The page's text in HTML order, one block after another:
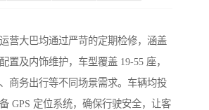
营大巴均通过严苛的定期检修，涵盖
置及内饰维护，车型覆盖 19-55 座，
商务出行等不同场景需求。车辆均投
GPS 定位系统，确保行驶安全，让客